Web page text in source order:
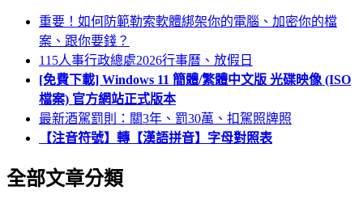
重要！如何防範勒索軟體綁架你的電腦、加密你的檔
案、跟你要錢？
115人事行政總處2026行事曆、放假日
[免費下載] Windows 11 簡體/繁體中文版 光碟映像 (ISO
檔案) 官方網站正式版本
最新酒駕罰則：關3年、罰30萬、扣駕照牌照
【注音符號】轉【漢語拼音】字母對照表
全部文章分類